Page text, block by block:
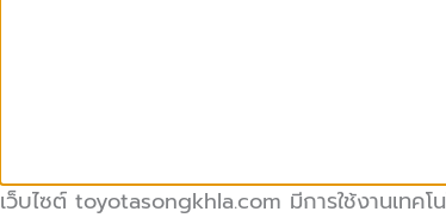
เว็บไซต์ toyotasongkhla.com มีการใช้งานเทค